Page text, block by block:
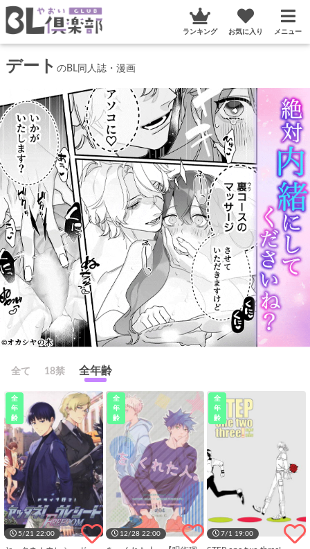
ランキング お気に入り メニュー
デート のBL同人誌・漫画
全て 18禁 全年齢
全
年
齢
5/21 22:00
全
年
齢
12/28 22:00
全
年
齢
7/1 19:00